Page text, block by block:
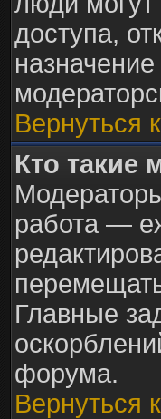
доступа,
Вернуться
Кто такие
работа —
Главные
форума.
Вернуться